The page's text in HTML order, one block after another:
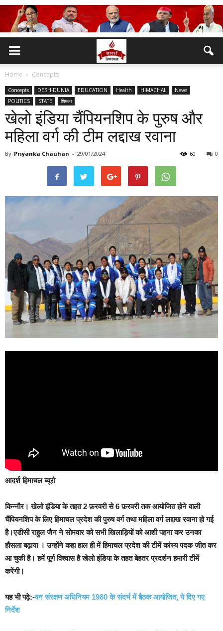
Home Concepts
Concepts DESH-DUNIA EDUCATION Health HIMACHAL
News
POLITICS
STATE शिमला
खेलो इंडिया चैंपियनशिप के पुरुष और
महिला वर्ग की टीम लद्दाख रवाना
By Priyanka Chauhan - 29/01/2024 0
60
आदर्श हिमाचल ब्यूरो
किन्नौर। खेलो इंडिया के तहत 2 फ़रवरी से 6 फ़रवरी तक आयोजित होने वाली
चैंपियनशिप के लिए हिमाचल प्रदेश की पुरुष वर्ग तथा महिला वर्ग लद्दाख रवाना हो गई
है।एडीसी राहुल जैन ने सोमवार को सभी खिलाड़ियों को आशी पहना कर उनका
हौसला बढ़ाया । उन्होंने कहा हाल ही में हिमाचल प्रदेश की टीमें कांस्य पदक जीत कर
आ चुकी है। हमें पूर्ण विश्वास है खेलो इंडिया के तहत बेहतर प्रदर्शन हमारी टीमें
करेंगी।
यह भी पढ़े:-वन संरक्षण अधिनियम 1980 के संदर्भ में बैठक आयोजित, ये दिए गए
निर्देश